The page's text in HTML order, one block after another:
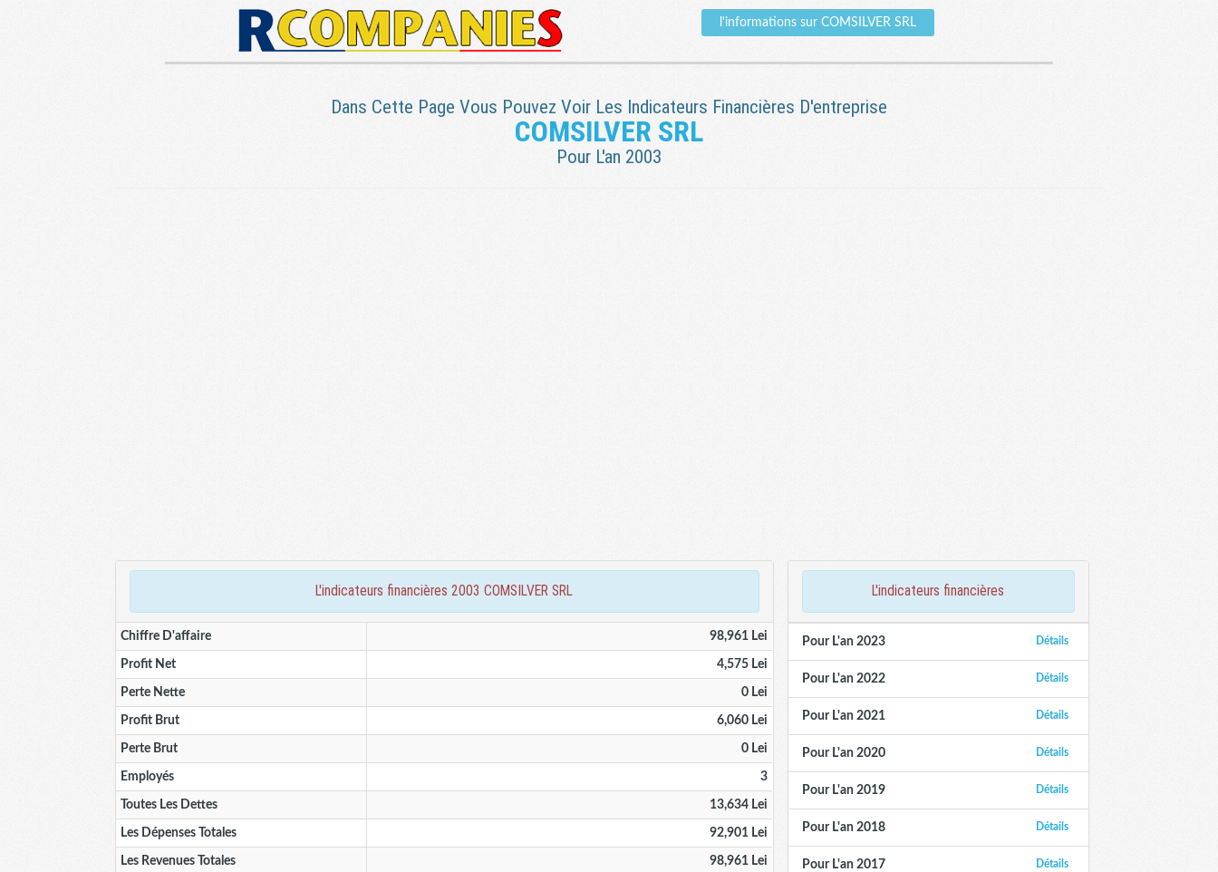
l'informations sur COMSILVER SRL
Dans Cette Page Vous Pouvez Voir Les Indicateurs Financières D'entreprise
COMSILVER SRL
Pour L'an 2003
l'indicateurs financières 2003 COMSILVER SRL
Chiffre D'affaire 98,961 Lei
Profit Net 4,575 Lei
Perte Nette 0 Lei
Profit Brut 6,060 Lei
Perte Brut 0 Lei
Employés 3
Toutes Les Dettes 13,634 Lei
Les Dépenses Totales 92,901 Lei
Les Revenues Totales 98,961 Lei
l'indicateurs financières
Détails
Pour L'an 2023
Détails
Pour L'an 2022
Détails
Pour L'an 2021
Détails
Pour L'an 2020
Détails
Pour L'an 2019
Détails
Pour L'an 2018
Détails
Pour L'an 2017